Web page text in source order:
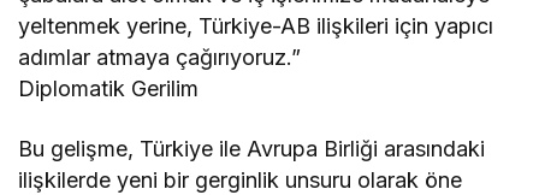
yeltenmek yerine, Türkiye-AB ilişkileri için yapıcı
adımlar atmaya çağırıyoruz.”
Diplomatik Gerilim
Bu gelişme, Türkiye ile Avrupa Birliği arasındaki
ilişkilerde yeni bir gerginlik unsuru olarak öne